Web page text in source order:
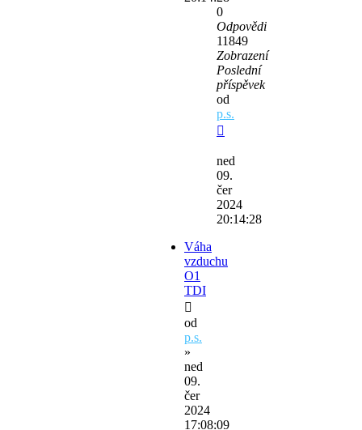
0
Odpovědi
11849
Zobrazení
Poslední
příspěvek
od
p.s.
ned
09.
čer
2024
20:14:28
Váha
vzduchu
O1
TDI
od
p.s.
»
ned
09.
čer
2024
17:08:09